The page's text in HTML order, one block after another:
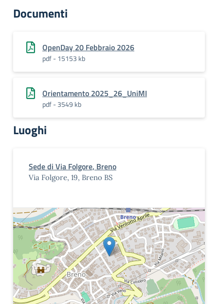
Documenti
OpenDay 20 Febbraio 2026
pdf - 15153 kb
Orientamento 2025_26_UniMI
pdf - 3549 kb
Luoghi
Sede di Via Folgore, Breno
Via Folgore, 19, Breno BS